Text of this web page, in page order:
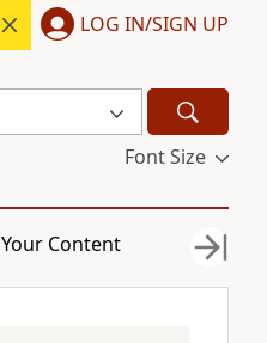
LOG IN/SIGN UP
Font Size
Your Content